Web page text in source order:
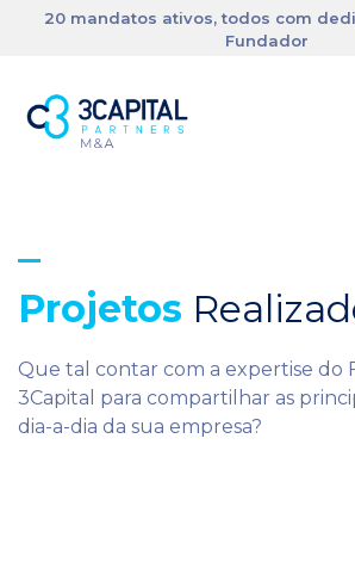
20 mandatos ativos, todos com
Fundador
Projetos
Que tal contar com a expertise do
3Capital para compartilhar as
dia-a-dia da sua empresa?